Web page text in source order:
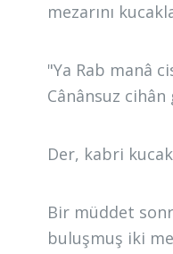
mezarını
"Ya Rab manâ
Cânânsuz cihân
Der, kabri
Bir müddet
buluşmuş iki